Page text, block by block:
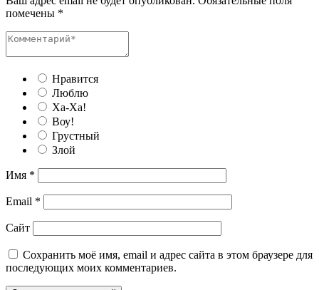
помечены *
Нравится
Люблю
Ха-Ха!
Воу!
Грустный
Злой
Имя *
Email *
Сайт
Сохранить моё имя, email и адрес сайта в этом браузере для
последующих моих комментариев.